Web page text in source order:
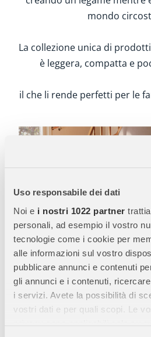
Uso responsabile dei dati
Noi e i nostri 1022 partner
personali, ad esempio il vostro
tecnologie come i cookie per
alle informazioni sul vostro
pubblicare annunci e contenuti
gli annunci e i contenuti,
i servizi. Avete la possibilità di
vostri dati e per quali scopi. Le